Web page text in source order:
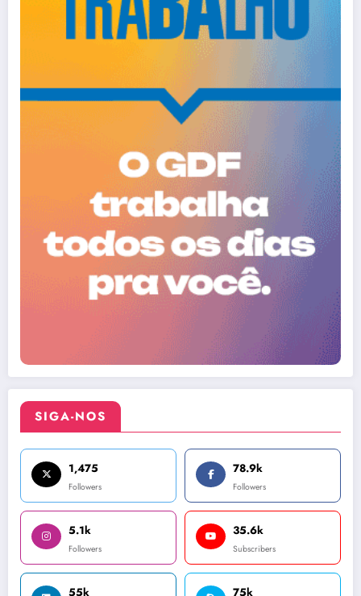
SIGA-NOS
1,475
Followers
78.9k
Followers
5.1k
Followers
35.6k
Subscribers
55k 75k